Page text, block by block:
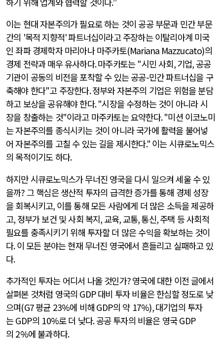
이는 현대 자본주의가 필요로 하는 것이 공공 부문과 민간 부문
간의 '목적 지향적'파트너십이라고 주장하는 이탈리아계 미국
인 좌파 경제학자 마리아나 마주카토(Mariana Mazzucato)의
경제 전략과 매우 유사하다.마주카토는 "시민 사회,기업, 공공
기관이 공동의 비전을 포착할 수 있는 공공-민간 파트너십을 구
축해야 한다"고 주장한다.정부와 자본주의 기업은 위험을 분담
하고 보상을 공유해야 한다. "시장을 수정하는 것이 아니라 시
장을 창출하는 것"이라고 마주카토는 요약한다. "미션 이코노미
는 자본주의를 종식시키는 것이 아니라 국가에 활력을 불어넣
어 자본주의를 고칠 수 있는 길을 제시한다." 이는 시큐로노믹스
의 목적이기도 하다.
하지만 시큐로노믹스가 무너진 영국을 다시 일으켜 세울 수 있
을까?그 핵심은 생산적 투자의 급격한 증가를 통해 경제 성장
을 회복시키고, 이를 통해 모든 사람에게 더 많은 소득을 제공하
고, 정부가 보건 및 사회 복지, 교육, 교통,통신,주택 등 사회적
필요를 충족시키기 위해 투자할 더 많은 수익을 확보하는 것이
다.이 모든 분야는 현재 무너진 영국에서 흔들리고 실패하고 있
다.
추가적인 투자는 어디서 나올 것인가?영국에 대한 이전 글에서
살펴본 것처럼 영국의 GDP대비 투자 비율은 한심할 정도로 낮
으며(G7평균 23%에 비해 GDP의 약 17%),대기업의 투자
는GDP의 10%로 더 낮다.공공 투자의 비율은 영국GDP
의 2%에 불과하다.